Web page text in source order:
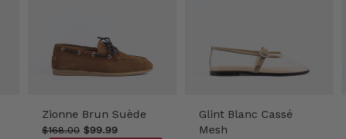
Zionne Brun Suède
$168.00 $99.99
Glint Blanc Cassé
Mesh